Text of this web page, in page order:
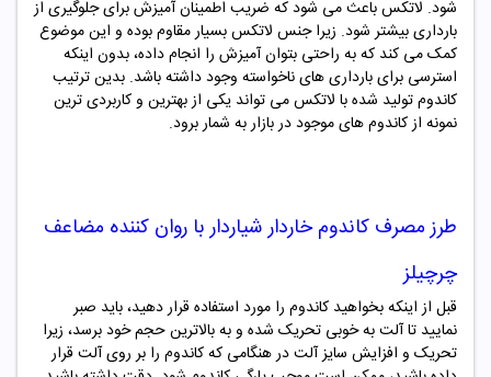
شود. لاتکس باعث می شود که ضریب اطمینان آمیزش برای جلوگیری از
بارداری بیشتر شود. زیرا جنس لاتکس بسیار مقاوم بوده و این موضوع
کمک می کند که به راحتی بتوان آمیزش را انجام داده، بدون اینکه
استرسی برای بارداری های ناخواسته وجود داشته باشد. بدین ترتیب
کاندومتولید شده با لاتکس می تواند یکی از بهترین و کاربردی ترین
نمونه از کاندوم های موجود در بازار به شمار برود.
طرز مصرف کاندوم خاردار شیاردار با روان کننده مضاعف
چرچیلز
قبل از اینکه بخواهید کاندوم را مورد استفاده قرار دهید، باید صبر
نمایید تا آلت به خوبی تحریک شده و به بالاترین حجم خود برسد، زیرا
تحریک و افزایش سایز آلت در هنگامی که کاندوم را بر روی آلت قرار